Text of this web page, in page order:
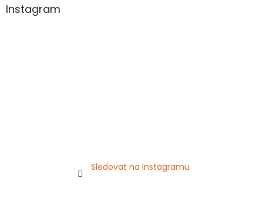
aInstagram
Sledovat na Instagramu